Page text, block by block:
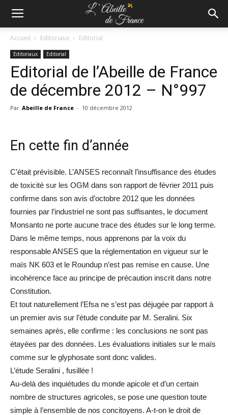
Accueil Editoriaux Editorial
Editoriaux Editorial
Editorial de l’Abeille de France
de décembre 2012 – N°997
Par Abeille de France - 10 décembre 2012
En cette fin d’année
C’était prévisible. L’ANSES reconnaît l’insuffisance des études
de toxicité sur les OGM dans son rapport de février 2011 puis
confirme dans son avis d’octobre 2012 que les données
fournies par l’industriel ne sont pas suffisantes, le document
Monsanto ne porte aucune trace des études sur le long terme.
Dans le même temps, nous apprenons par la voix du
responsable ANSES que la réglementation en vigueur sur le
maïs NK 603 et le Roundup n’est pas remise en cause. Une
incohérence face au principe de précaution inscrit dans notre
Constitution.
Et tout naturellement l’Efsa ne s’est pas déjugée par rapport à
un premier avis sur l’étude conduite par M. Seralini. Six
semaines après, elle confirme : les conclusions ne sont pas
étayées par des données. Les évaluations initiales sur le maïs
comme sur le glyphosate sont donc valides.
L’étude Seralini , fusillée !
Au-delà des inquiétudes du monde apicole et d’un certain
nombre de structures agricoles, se pose une question toute
simple à l’ensemble de nos concitoyens. A-t-on le droit de